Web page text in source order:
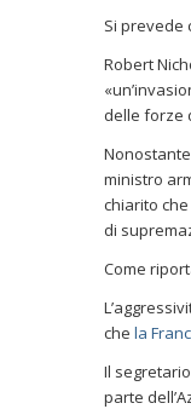
Si prevede
Robert
delle forze
ministro
chiarito
di
Come
che la
Il
parte